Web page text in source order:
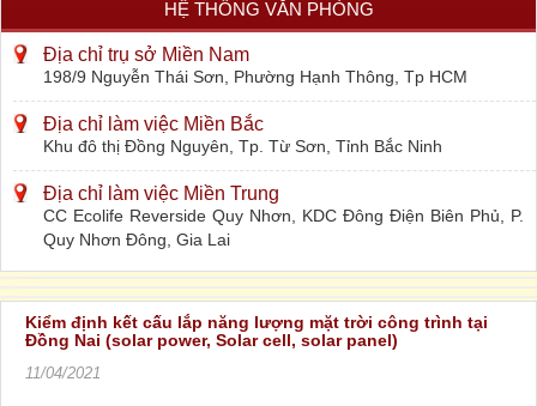
HỆ THỐNG VĂN PHÒNG
Địa chỉ trụ sở Miền Nam
198/9 Nguyễn Thái Sơn, Phường Hạnh Thông, Tp HCM
Địa chỉ làm việc Miền Bắc
Khu đô thị Đồng Nguyên, Tp. Từ Sơn, Tỉnh Bắc Ninh
Địa chỉ làm việc Miền Trung
CC Ecolife Reverside Quy Nhơn, KDC Đông Điện Biên Phủ, P.
Quy Nhơn Đông, Gia Lai
Kiểm định kết cấu lắp năng lượng mặt trời công trình tại
Đồng Nai (solar power, Solar cell, solar panel)
11/04/2021